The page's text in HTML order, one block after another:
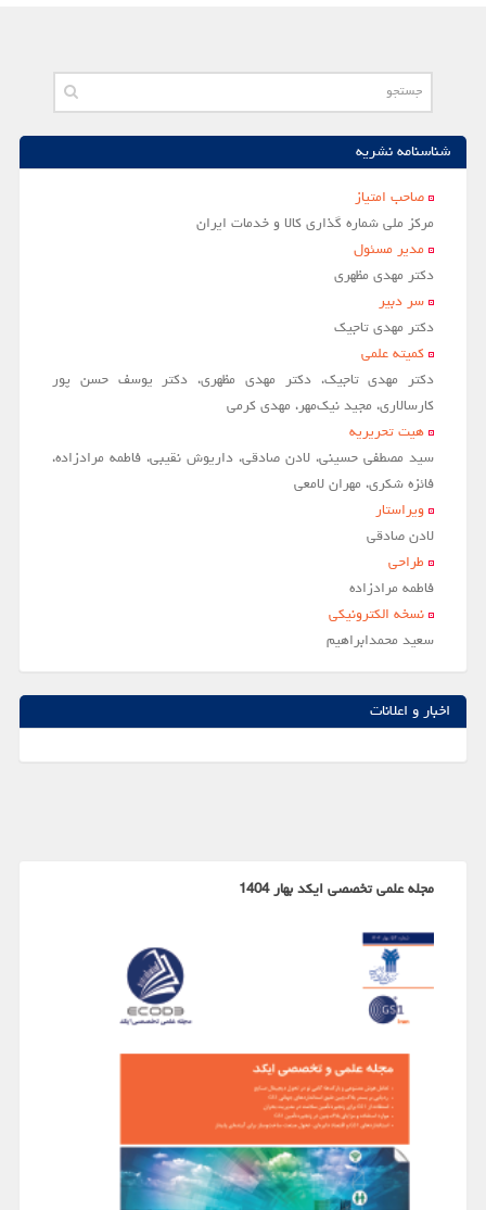
شماره جاری
جستجو پیشرفته
راهنمای نویسندگان
نحوه ارسال مقاله
اطلاعات نشریه
درباره نشریه
اخبار و اعلانات
تماس با ما
شناسنامه نشریه
صاحب امتياز
مركز ملي شماره گذاري كالا و خدمات ايران
مدير مسئول
دکتر مهدی مظهری
سر دبير
دکتر مهدی تاجیک
کمیته علمی
دکتر مهدی تاجیک، دکتر مهدی مظهری، دکتر یوسف حسن پور
کارسالاری، مجید نیک‌مهر، مهدی کرمی
هیت تحریریه
سید مصطفی حسینی، لادن صادقی، داریوش نقیبی، فاطمه مرادزاده،
فائزه شکری، مهران لامعی
ویراستار
لادن صادقي
طراحی
فاطمه مرادزاده
نسخه الکترونیکی
سعيد محمدابراهيم
اخبار و اعلانات
مجله علمی تخصصی ایکد بهار 1404